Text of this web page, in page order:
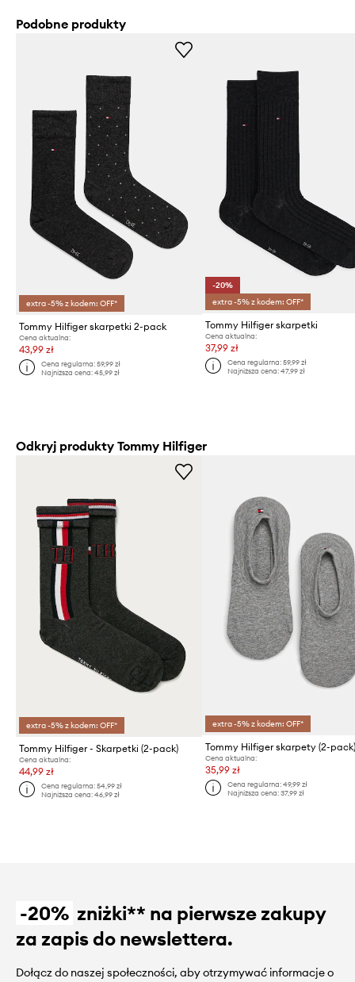
Podobne produkty
extra -5% z kodem: OFF*
Tommy Hilfiger skarpetki 2-pack
Cena aktualna:
43,99 zł
Cena regularna:59,99 zł
Najniższa cena:45,99 zł
-20%
extra -5% z kodem: OFF*
Tommy Hilfiger skarpetki
Cena aktualna:
37,99 zł
Cena regularna: 59,99 zł
Najniższa cena: 47,99 zł
Odkryj produkty Tommy Hilfiger
extra -5% z kodem: OFF*
Tommy Hilfiger - Skarpetki (2-pack)
Cena aktualna:
44,99 zł
Cena regularna:54,99 zł
Najniższa cena:46,99 zł
extra -5% z kodem: OFF*
Tommy Hilfiger skarpety (2-
Cena aktualna:
35,99 zł
Cena regularna: 49,99 zł
Najniższa cena: 37,99 zł
-20% zniżki** na pierwsze zakupy
za zapis do newslettera.
Dołącz do naszej społeczności, aby otrzymywać informacje o